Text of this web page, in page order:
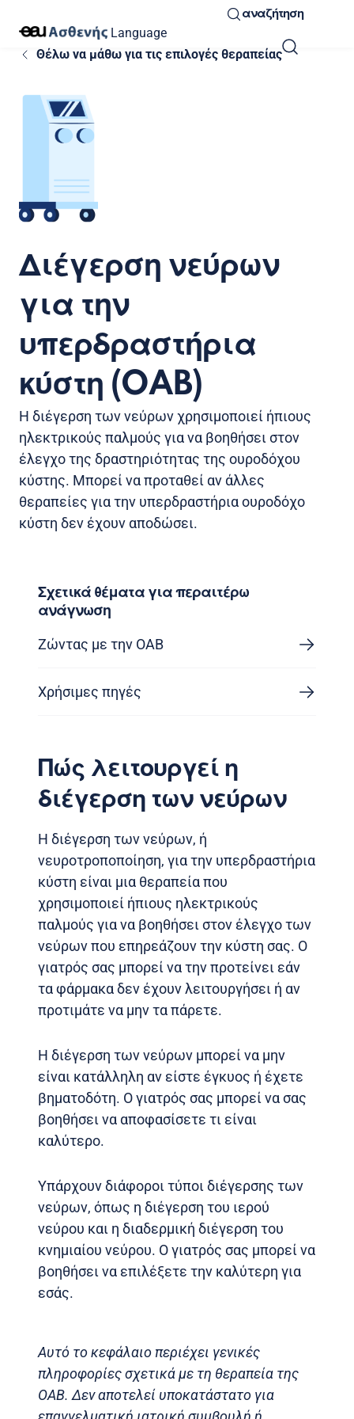
Language
αναζήτηση
Θέλω να μάθω για τις επιλογές θεραπείας
Διέγερση νεύρων
για την
υπερδραστήρια
κύστη (OAB)
Η διέγερση των νεύρων χρησιμοποιεί ήπιους
ηλεκτρικούς παλμούς για να βοηθήσει στον
έλεγχο της δραστηριότητας της ουροδόχου
κύστης. Μπορεί να προταθεί αν άλλες
θεραπείες για την υπερδραστήρια ουροδόχο
κύστη δεν έχουν αποδώσει.
Σχετικά θέματα για περαιτέρω
ανάγνωση
Ζώντας με την OAB
Χρήσιμες πηγές
Πώς λειτουργεί η
διέγερση των νεύρων
Η διέγερση των νεύρων, ή
νευροτροποποίηση, για την υπερδραστήρια
κύστη είναι μια θεραπεία που
χρησιμοποιεί ήπιους ηλεκτρικούς
παλμούς για να βοηθήσει στον έλεγχο των
νεύρων που επηρεάζουν την κύστη σας. Ο
γιατρός σας μπορεί να την προτείνει εάν
τα φάρμακα δεν έχουν λειτουργήσει ή αν
προτιμάτε να μην τα πάρετε.
Η διέγερση των νεύρων μπορεί να μην
είναι κατάλληλη αν είστε έγκυος ή έχετε
βηματοδότη. Ο γιατρός σας μπορεί να σας
βοηθήσει να αποφασίσετε τι είναι
καλύτερο.
Υπάρχουν διάφοροι τύποι διέγερσης των
νεύρων, όπως η διέγερση του ιερού
νεύρου και η διαδερμική διέγερση του
κνημιαίου νεύρου. Ο γιατρός σας μπορεί να
βοηθήσει να επιλέξετε την καλύτερη για
εσάς.
Αυτό το κεφάλαιο περιέχει γενικές
πληροφορίες σχετικά με τη θεραπεία της
OAB. Δεν αποτελεί υποκατάστατο για